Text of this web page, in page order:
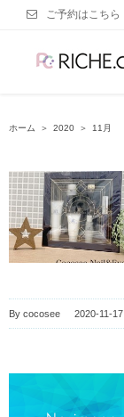
ご予約はこちら
ホーム ＞ 2020 ＞ 11月
By cocosee 2020-11-17